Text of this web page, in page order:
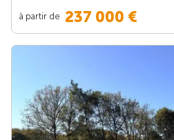
à partir de 237 000 €